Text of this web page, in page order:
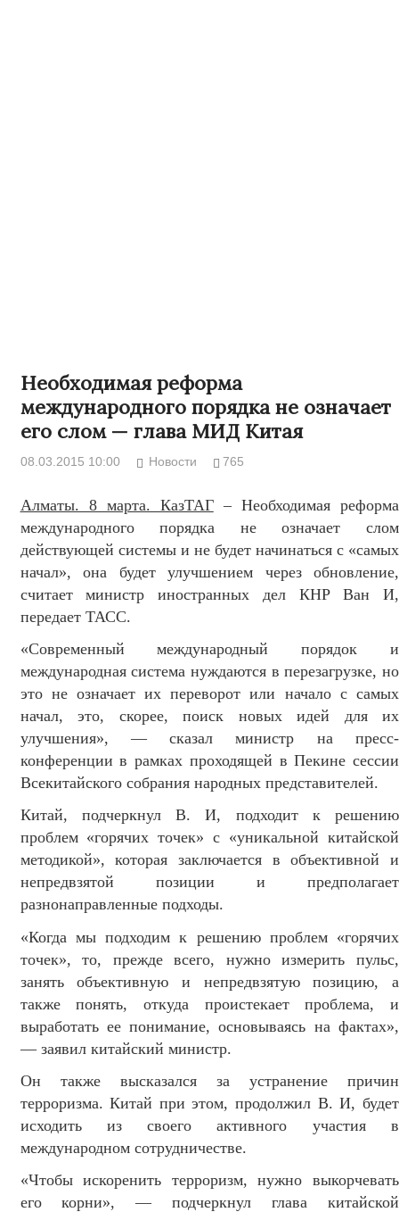
Необходимая реформа
международного порядка не означает
его слом — глава МИД Китая
08.03.2015 10:00 Новости 765
Алматы. 8 марта. КазТАГ– Необходимая реформа
международного порядка не означает слом
действующей системы и не будет начинаться с «самых
начал», она будет улучшением через обновление,
считает министр иностранных дел КНР Ван И,
передает ТАСС.
«Современный международный порядок и
международная система нуждаются в перезагрузке, но
это не означает их переворот или начало с самых
начал, это, скорее, поиск новых идей для их
улучшения», — сказал министр на пресс-
конференции в рамках проходящей в Пекине сессии
Всекитайского собрания народных представителей.
Китай, подчеркнул В. И, подходит к решению
проблем «горячих точек» с «уникальной китайской
методикой», которая заключается в объективной и
непредвзятой позиции и предполагает
разнонаправленные подходы.
«Когда мы подходим к решению проблем «горячих
точек», то, прежде всего, нужно измерить пульс,
занять объективную и непредвзятую позицию, а
также понять, откуда проистекает проблема, и
выработать ее понимание, основываясь на фактах»,
— заявил китайский министр.
Он также высказался за устранение причин
терроризма. Китай при этом, продолжил В. И, будет
исходить из своего активного участия в
международном сотрудничестве.
«Чтобы искоренить терроризм, нужно выкорчевать
его корни», — подчеркнул глава китайской